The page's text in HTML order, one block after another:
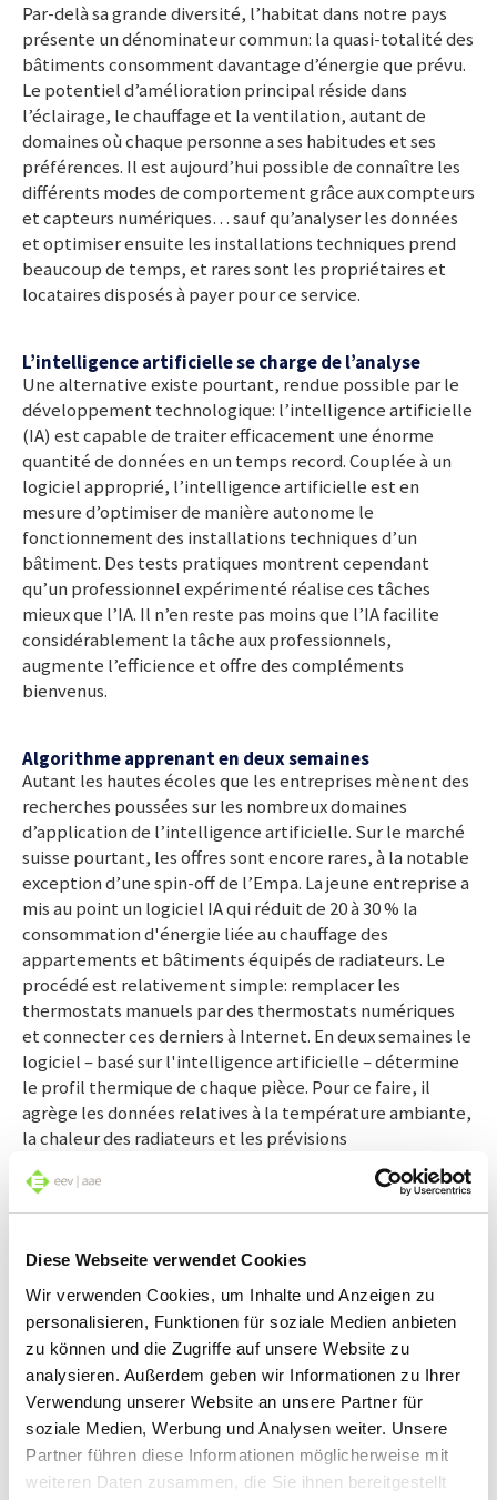
Diese Webseite verwendet Cookies
Wir verwenden Cookies, um Inhalte und Anzeigen zu
personalisieren, Funktionen für soziale Medien anbieten
zu können und die Zugriffe auf unsere Website zu
analysieren. Außerdem geben wir Informationen zu Ihrer
Verwendung unserer Website an unsere Partner für
soziale Medien, Werbung und Analysen weiter. Unsere
Partner führen diese Informationen möglicherweise mit
weiteren Daten zusammen, die Sie ihnen bereitgestellt
Par-delà sa grande diversité, l’habitat dans notre pays
présente un dénominateur commun: la quasi-totalité des
bâtiments consomment davantage d’énergie que prévu.
Le potentiel d’amélioration principal réside dans
l’éclairage, le chauffage et la ventilation, autant de
domaines où chaque personne a ses habitudes et ses
préférences. Il est aujourd’hui possible de connaître les
différents modes de comportement grâce aux compteurs
et capteurs numériques… sauf qu’analyser les données
et optimiser ensuite les installations techniques prend
beaucoup de temps, et rares sont les propriétaires et
locataires disposés à payer pour ce service.
L’intelligence artificielle se charge de l’analyse
Une alternative existe pourtant, rendue possible par le
développement technologique: l’intelligence artificielle
(IA) est capable de traiter efficacement une énorme
quantité de données en un temps record. Couplée à un
logiciel approprié, l’intelligence artificielle est en
mesure d’optimiser de manière autonome le
fonctionnement des installations techniques d’un
bâtiment. Des tests pratiques montrent cependant
qu’un professionnel expérimenté réalise ces tâches
mieux que l’IA. Il n’en reste pas moins que l’IA facilite
considérablement la tâche aux professionnels,
augmente l’efficience et offre des compléments
bienvenus.
Algorithme apprenant en deux semaines
Autant les hautes écoles que les entreprises mènent des
recherches poussées sur les nombreux domaines
d’application de l’intelligence artificielle. Sur le marché
suisse pourtant, les offres sont encore rares, à la notable
exception d’une spin-off de l’Empa. La jeune entreprise a
mis au point un logiciel IA qui réduit de 20 à 30 % la
consommation d'énergie liée au chauffage des
appartements et bâtiments équipés de radiateurs. Le
procédé est relativement simple: remplacer les
thermostats manuels par des thermostats numériques
et connecter ces derniers à Internet. En deux semaines le
logiciel – basé sur l'intelligence artificielle – détermine
le profil thermique de chaque pièce. Pour ce faire, il
agrège les données relatives à la température ambiante,
la chaleur des radiateurs et les prévisions
météorologiques locales (température, ensoleillement).
Au terme de la phase d’apprentissage, la solution IA a la
durant la saison froide, en journée, il fait 0 degré dehors,
le ciel est dégagé et les rayons du soleil tempèrent le
bâtiment. Le temps que cette information parvienne au
thermostat, un chauffage normal a déjà dépensé
inutilement de l'énergie. Le logiciel IA, en revanche, a
anticipé le rayonnement solaire grâce aux prévisions
météorologiques; il réduit la puissance à temps pour
éviter que les pièces ne surchauffent. Cela économise de